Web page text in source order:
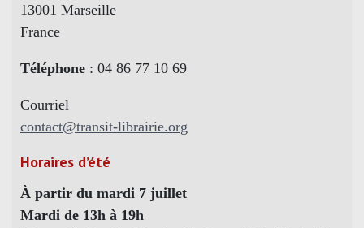
13001 Marseille
France
Téléphone : 04 86 77 10 69
Courriel
contact@transit-librairie.org
Horaires d’été
À partir du mardi 7 juillet
Mardi de 13h à 19h